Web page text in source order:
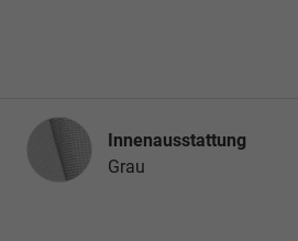
Innenausstattung
Innenausstattung
Grau